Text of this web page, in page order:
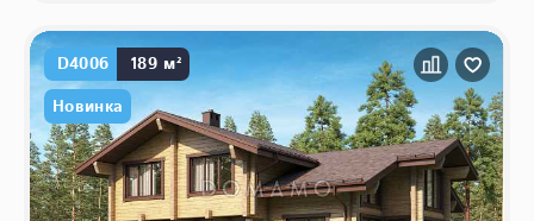
D4006
189 м²
Новинка